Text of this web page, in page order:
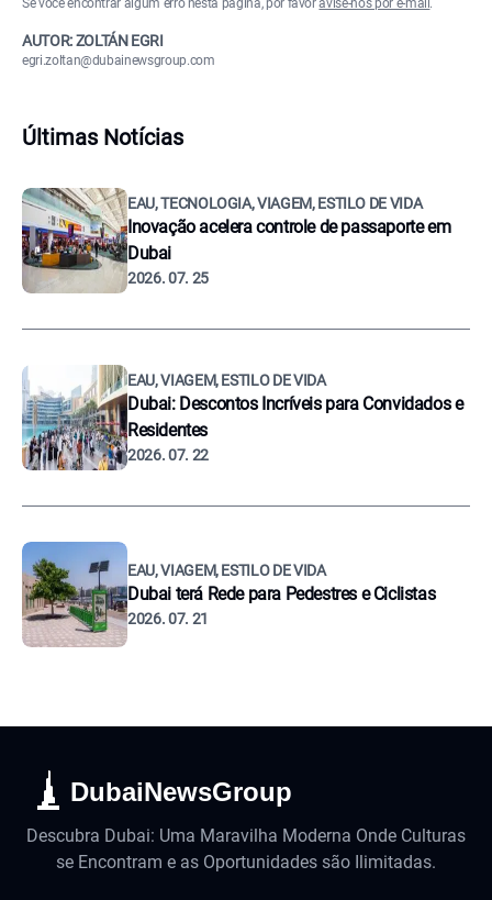
Se você encontrar algum erro nesta página, por favoravise-nos por e-mail .
AUTOR: ZOLTÁN EGRI
egri.zoltan@dubainewsgroup.com
Últimas Notícias
EAU, TECNOLOGIA, VIAGEM, ESTILO DE VIDA
Inovação acelera controle de passaporte em
Dubai
2026. 07. 25
EAU, VIAGEM, ESTILO DE VIDA
Dubai: Descontos Incríveis para Convidados e
Residentes
2026. 07. 22
EAU, VIAGEM, ESTILO DE VIDA
Dubai terá Rede para Pedestres e Ciclistas
2026. 07. 21
DubaiNewsGroup
Descubra Dubai: Uma Maravilha Moderna Onde Culturas
se Encontram e as Oportunidades são Ilimitadas.